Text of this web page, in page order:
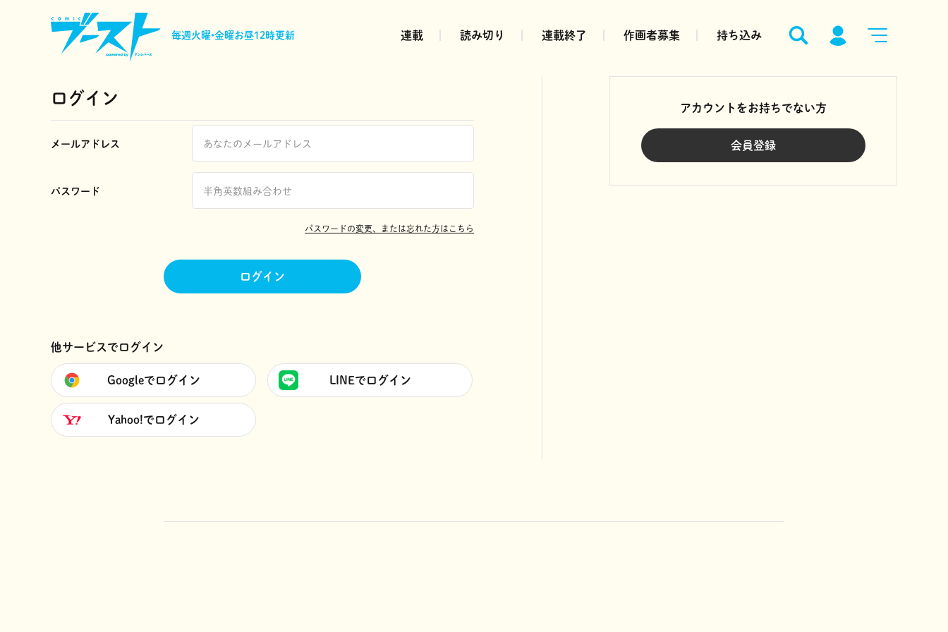
毎週火曜•金曜お昼12時更新 連載 読み切り 連載終了 作画者募集 持ち込み
ログイン
メールアドレス
パスワード
パスワードの変更、または忘れた方はこちら
ログイン
他サービスでログイン
Googleでログイン LINEでログイン
Yahoo!でログイン
アカウントをお持ちでない方
会員登録